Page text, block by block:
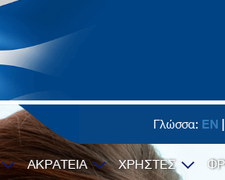
Γλώσσα: EN
ΑΚΡΑΤΕΙΑ ΧΡΗΣΤΕΣ